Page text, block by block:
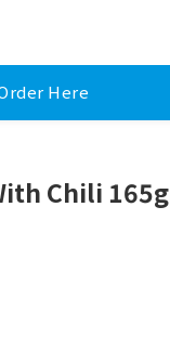
Here
Chili 165g